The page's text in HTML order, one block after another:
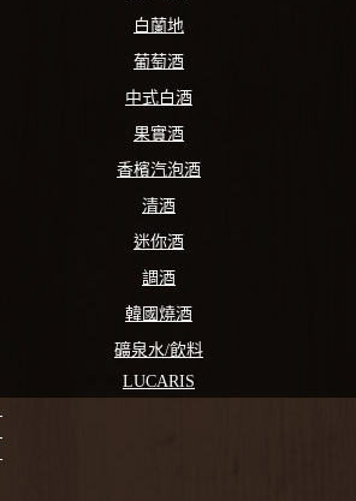
白蘭地
葡萄酒
中式白酒
果實酒
香檳汽泡酒
清酒
迷你酒
調酒
韓國燒酒
礦泉水/飲料
LUCARIS